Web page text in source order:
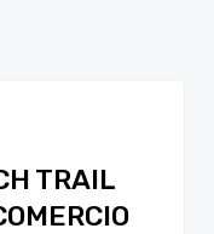
TRAIL